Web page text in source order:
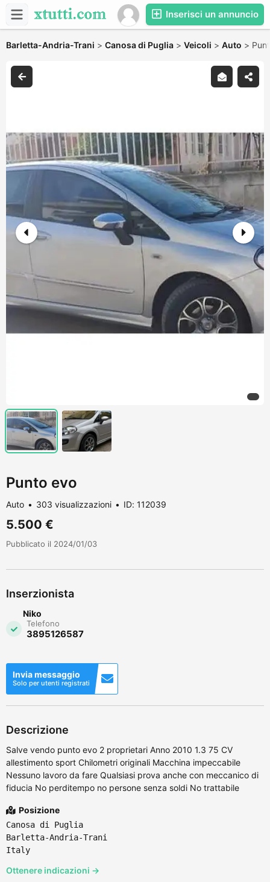
Inserisci un annuncio
Barletta-Andria-Trani > Canosa di Puglia > Veicoli > Auto >
Punto evo
Auto 303 visualizzazioni ID: 112039
5.500 €
Pubblicato il 2024/01/03
Inserzionista
Niko
Telefono
3895126587
Invia messaggio
Solo per utenti registrati
Descrizione
Salve vendo punto evo 2 proprietari Anno 2010 1.3 75 CV
allestimento sport Chilometri originali Macchina impeccabile
Nessuno lavoro da fare Qualsiasi prova anche con meccanico di
fiducia No perditempo no persone senza soldi No trattabile
Posizione
Canosa di Puglia
Barletta-Andria-Trani
Italy
Ottenere indicazioni →